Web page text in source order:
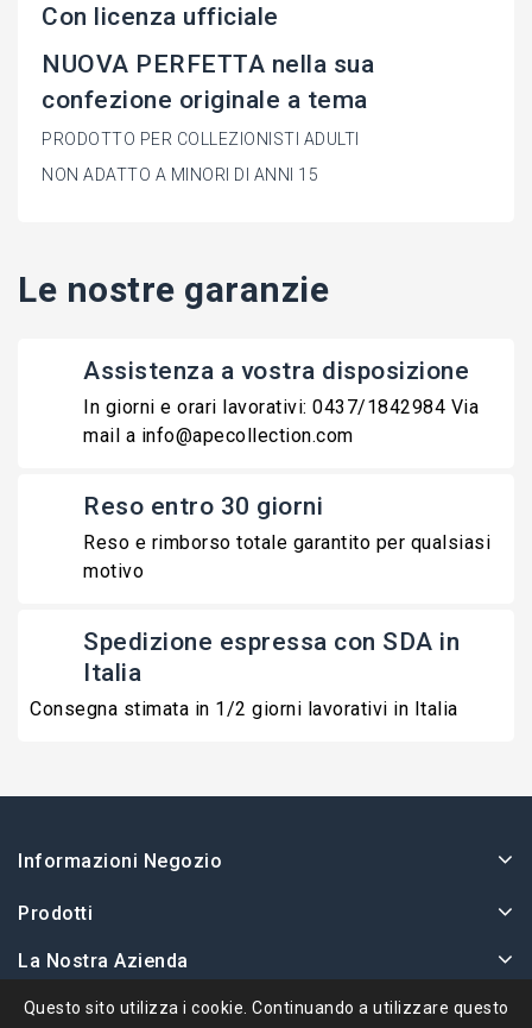
Con licenza ufficiale
NUOVA PERFETTA nella sua
confezione originale a tema
PRODOTTO PER COLLEZIONISTI ADULTI
NON ADATTO A MINORI DI ANNI 15
Le nostre garanzie
Assistenza a vostra disposizione
In giorni e orari lavorativi: 0437/1842984 Via
mail a info@apecollection.com
Reso entro 30 giorni
Reso e rimborso totale garantito per qualsiasi
motivo
Spedizione espressa con SDA in
Italia
Consegna stimata in 1/2 giorni lavorativi in Italia
Informazioni Negozio
Prodotti
La Nostra Azienda
Il Tuo Account
Questo sito utilizza i cookie. Continuando a utilizzare questo